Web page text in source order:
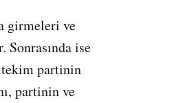
girmeleri ve
ise
partinin
partinin ve